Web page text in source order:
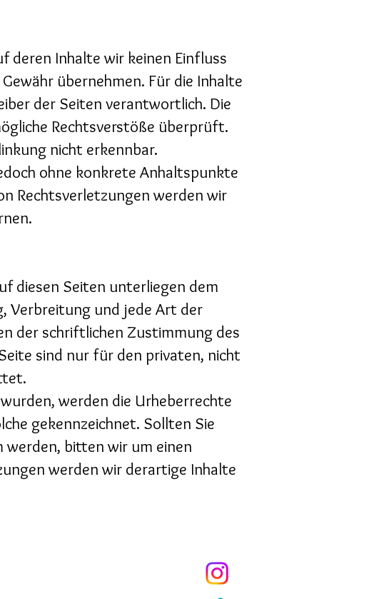
deren Inhalte wir keinen Einfluss
übernehmen. Für die Inhalte
der Seiten verantwortlich. Die
Rechtsverstöße überprüft.
nicht erkennbar.
ohne konkrete Anhaltspunkte
Rechtsverletzungen werden wir
diesen Seiten unterliegen dem
Verbreitung und jede Art der
der schriftlichen Zustimmung des
sind nur für den privaten, nicht
werden die Urheberrechte
gekennzeichnet. Sollten Sie
bitten wir um einen
werden wir derartige Inhalte